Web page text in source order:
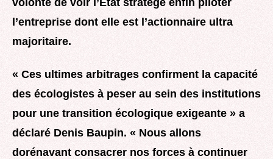
volonté de voir l’Etat stratège enfin piloter
l’entreprise dont elle est l’actionnaire ultra
majoritaire.
« Ces ultimes arbitrages confirment la capacité
des écologistes à peser au sein des institutions
pour une transition écologique exigeante » a
déclaré Denis Baupin. « Nous allons
dorénavant consacrer nos forces à continuer